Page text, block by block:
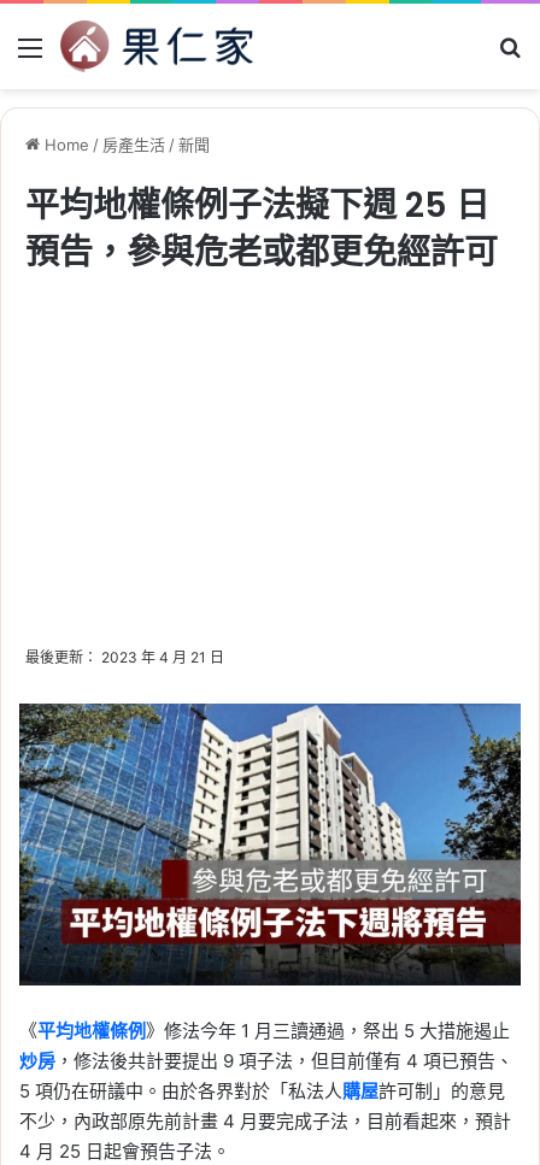
Menu
Home / 房產生活/新聞
平均地權條例子法擬下週 25 日
預告，參與危老或都更免經許可
最後更新： 2023 年 4 月 21 日
《平均地權條例 》修法今年 1 月三讀通過，祭出 5 大措施遏止
炒房 ，修法後共計要提出 9 項子法，但目前僅有 4 項已預告、
5 項仍在研議中。由於各界對於「私法人購屋許可制」的意見
不少，內政部原先前計畫 4 月要完成子法，目前看起來，預計
4 月 25 日起會預告子法。